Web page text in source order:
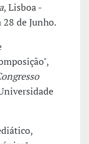
, Lisboa -
de Junho.